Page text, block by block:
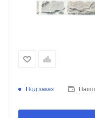
Под заказ